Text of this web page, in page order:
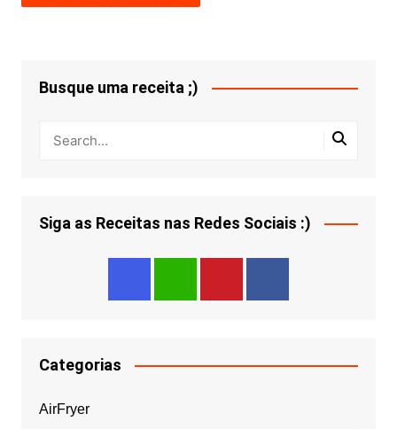
Busque uma receita ;)
Siga as Receitas nas Redes Sociais :)
Categorias
AirFryer